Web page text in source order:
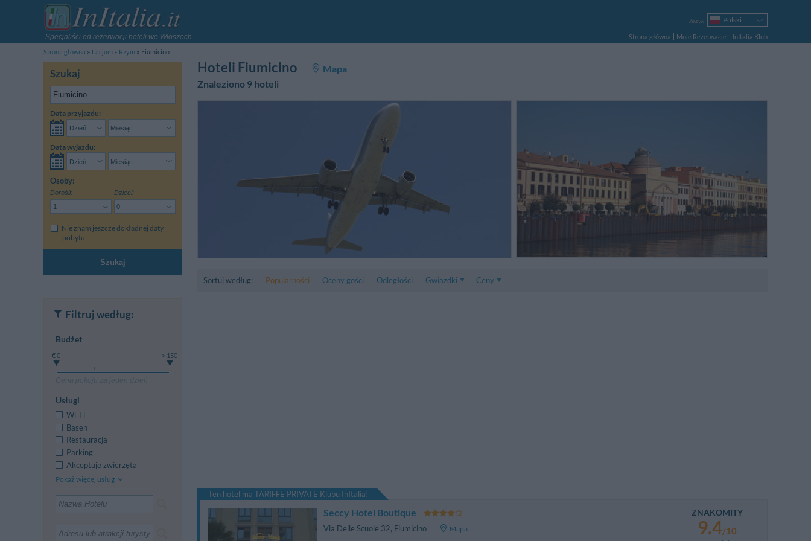
Specjaliści od rezerwacji hoteli we Włoszech
Język
Polski
Italiano
English
Strona główna Moje Rezerwacje
InItalia Klub
Strona główna
Lacjum Rzym Fiumicino
Szukaj
Data przyjazdu:
Data wyjazdu:
Osoby:
Dorośli: Dzieci:
Nie znam jeszcze dokładnej daty
pobytu
Szukaj
Hoteli Fiumicino
Mapa
Znaleziono 9 hoteli
Sortuj według: Popularności Oceny gości Odległości
Gwiazdki
Ceny
Ten hotel ma TARIFFE PRIVATE Klubu InItalia!
Seccy Hotel Boutique
Via Delle Scuole 32, Fiumicino
Mapa
ZNAKOMITY
9.4/10
Filtruj według:
Budżet
€ 0 > 150
Cena pokoju za jeden dzień
Usługi
Wi-Fi
Basen
Restauracja
Parking
Akceptuje zwierzęta
Pokaż więcej usług